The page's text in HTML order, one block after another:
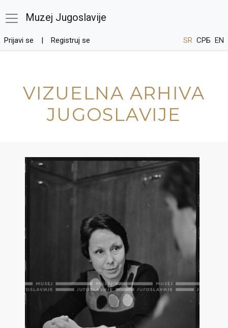
Muzej Jugoslavije
Prijavi se Registruj se SR СРБ EN
VIZUELNA ARHIVA
JUGOSLAVIJE